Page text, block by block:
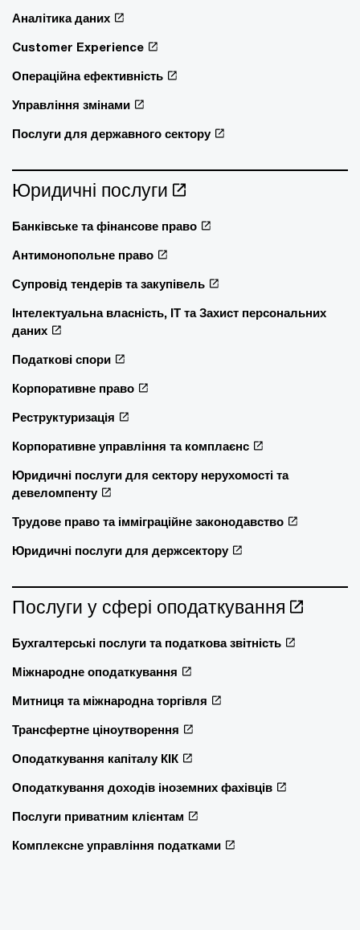
Аналітика даних
Customer Experience
Операційна ефективність
Управління змінами
Послуги для державного сектору
Юридичні послуги
Банківське та фінансове право
Антимонопольне право
Супровід тендерів та закупівель
Інтелектуальна власність, ІТ та Захист персональних
даних
Податкові спори
Корпоративне право
Реструктуризація
Корпоративне управління та комплаєнс
Юридичні послуги для сектору нерухомості та
девеломпенту
Трудове право та імміграційне законодавство
Юридичні послуги для держсектору
Послуги у сфері оподаткування
Бухгалтерські послуги та податкова звітність
Міжнародне оподаткування
Митниця та міжнародна торгівля
Трансфертне ціноутворення
Оподаткування капіталу КІК
Оподаткування доходів іноземних фахівців
Послуги приватним клієнтам
Комплексне управління податками